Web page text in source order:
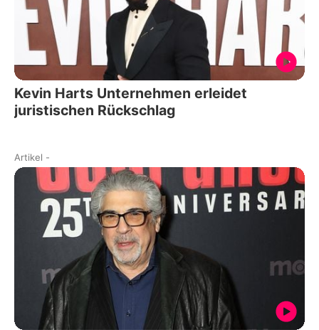
Kevin Harts Unternehmen erleidet
juristischen Rückschlag
Artikel -